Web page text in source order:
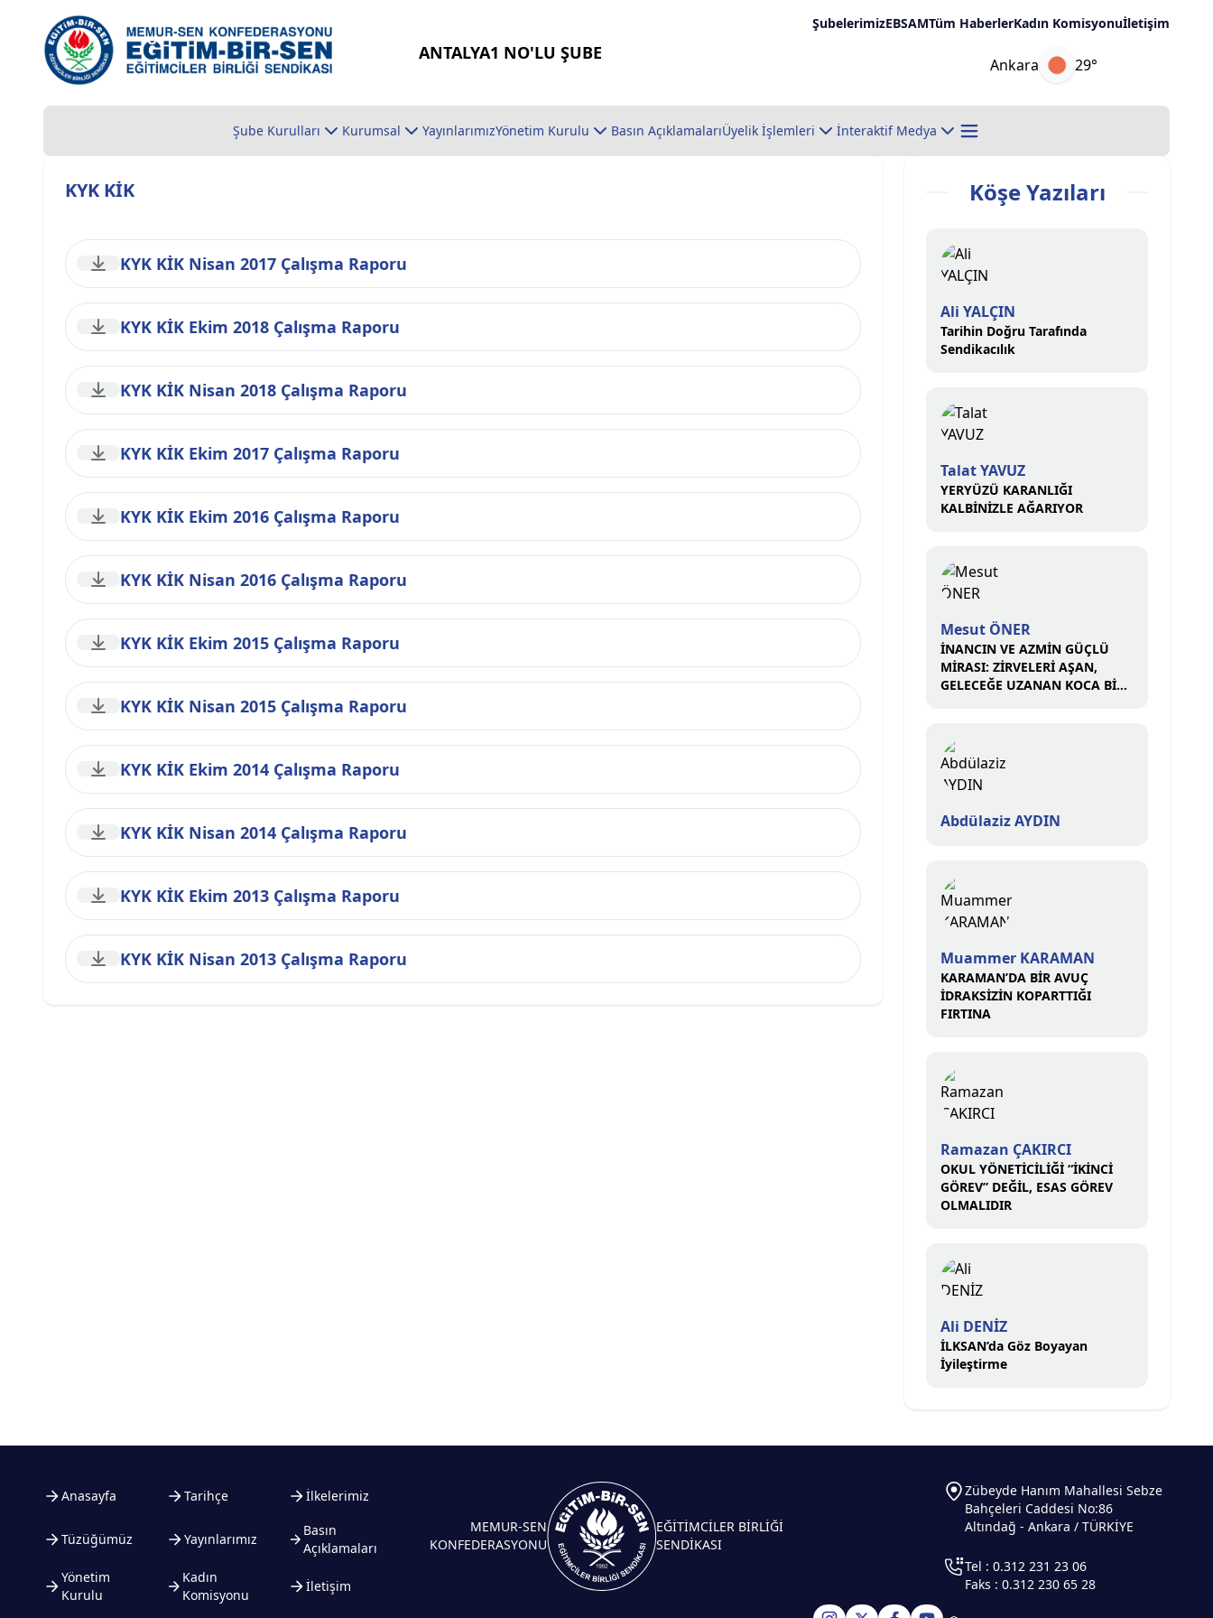
ANTALYA1 NO'LU ŞUBE
ŞubelerimizEBSAMTüm HaberlerKadın Komisyonuİletişim
Ankara 29°
Şube Kurulları Kurumsal YayınlarımızYönetim Kurulu Basın AçıklamalarıÜyelik İşlemleri İnteraktif Medya
KYK KİK
KYK KİK Nisan 2017 Çalışma Raporu
KYK KİK Ekim 2018 Çalışma Raporu
KYK KİK Nisan 2018 Çalışma Raporu
KYK KİK Ekim 2017 Çalışma Raporu
KYK KİK Ekim 2016 Çalışma Raporu
KYK KİK Nisan 2016 Çalışma Raporu
KYK KİK Ekim 2015 Çalışma Raporu
KYK KİK Nisan 2015 Çalışma Raporu
KYK KİK Ekim 2014 Çalışma Raporu
KYK KİK Nisan 2014 Çalışma Raporu
KYK KİK Ekim 2013 Çalışma Raporu
KYK KİK Nisan 2013 Çalışma Raporu
Köşe Yazıları
Ali YALÇIN
Tarihin Doğru Tarafında
Sendikacılık
Talat YAVUZ
YERYÜZÜ KARANLIĞI
KALBİNİZLE AĞARIYOR
Mesut ÖNER
İNANCIN VE AZMİN GÜÇLÜ
MİRASI: ZİRVELERİ AŞAN,
GELECEĞE UZANAN KOCA BİR
Abdülaziz AYDIN
Muammer KARAMAN
KARAMAN’DA BİR AVUÇ
İDRAKSİZİN KOPARTTIĞI
FIRTINA
Ramazan ÇAKIRCI
OKUL YÖNETİCİLİĞİ “İKİNCİ
GÖREV” DEĞİL, ESAS GÖREV
OLMALIDIR
Ali DENİZ
İLKSAN’da Göz Boyayan
İyileştirme
Anasayfa Tarihçe İlkelerimiz
Tüzüğümüz Yayınlarımız
Basın
Açıklamaları
Yönetim
Kurulu
Kadın
Komisyonu
İletişim
MEMUR-SEN
KONFEDERASYONU
EĞİTİMCİLER BİRLİĞİ
SENDİKASI
Zübeyde Hanım Mahallesi Sebze
Bahçeleri Caddesi No:86
Altındağ - Ankara / TÜRKİYE
Tel : 0.312 231 23 06
Faks : 0.312 230 65 28